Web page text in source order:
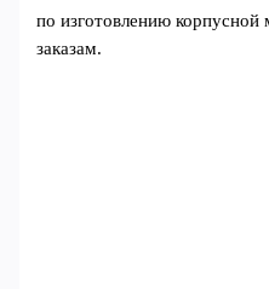
по изготовлению
заказам.